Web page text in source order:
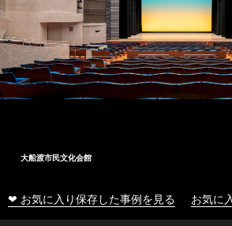
大船渡市民文化会館
❤ お気に入り保存した事例を見る お気に